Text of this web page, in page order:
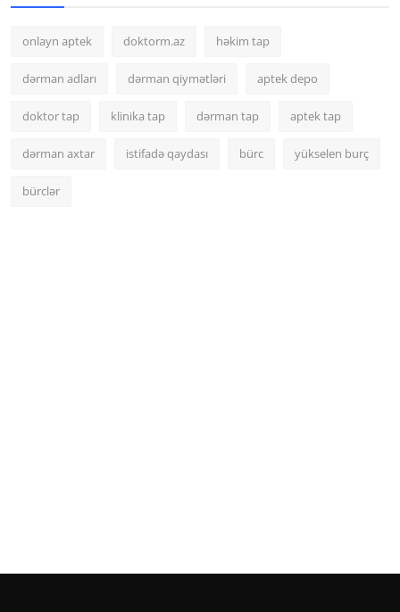
onlayn aptek doktorm.az həkim tap
dərman adları dərman qiymətləri aptek depo
doktor tap klinika tap dərman tap aptek tap
dərman axtar istifadə qaydası bürc yükselen burç
bürclər